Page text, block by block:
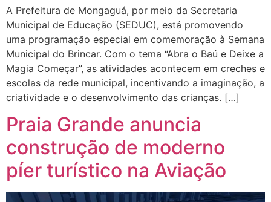
A Prefeitura de Mongaguá, por meio da Secretaria
Municipal de Educação (SEDUC), está promovendo
uma programação especial em comemoração à Semana
Municipal do Brincar. Com o tema “Abra o Baú e Deixe a
Magia Começar”, as atividades acontecem em creches e
escolas da rede municipal, incentivando a imaginação, a
criatividade e o desenvolvimento das crianças. […]
Praia Grande anuncia
construção de moderno
píer turístico na Aviação